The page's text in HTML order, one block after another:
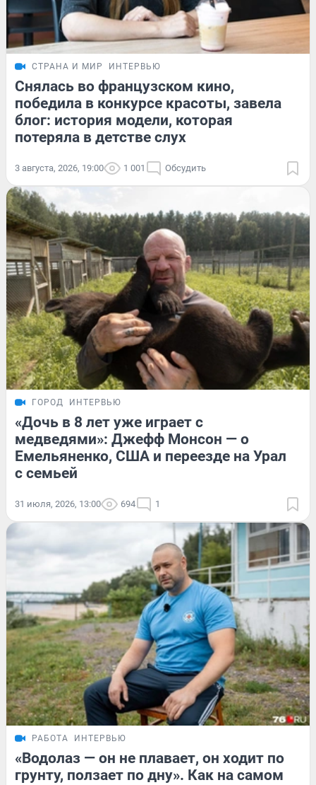
СТРАНА И МИР ИНТЕРВЬЮ
Снялась во французском кино,
победила в конкурсе красоты, завела
блог: история модели, которая
потеряла в детстве слух
3 августа, 2026, 19:00 1 001 Обсудить
ГОРОД ИНТЕРВЬЮ
«Дочь в 8 лет уже играет с
медведями»: Джефф Монсон — о
Емельяненко, США и переезде на Урал
с семьей
31 июля, 2026, 13:00 694 1
РАБОТА ИНТЕРВЬЮ
«Водолаз — он не плавает, он ходит по
грунту, ползает по дну». Как на самом